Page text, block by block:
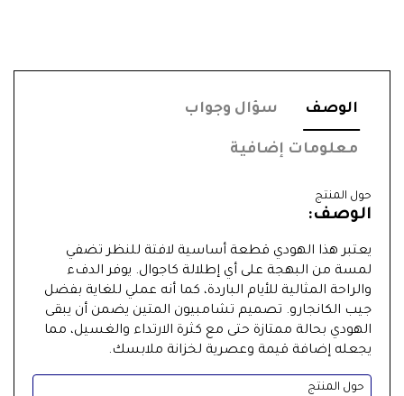
الوصف سؤال وجواب
معلومات إضافية
حول المنتج
الوصف:
يعتبر هذا الهودي قطعة أساسية لافتة للنظر تضفي
لمسة من البهجة على أي إطلالة كاجوال. يوفر الدفء
والراحة المثالية للأيام الباردة، كما أنه عملي للغاية بفضل
جيب الكانجارو. تصميم تشامبيون المتين يضمن أن يبقى
الهودي بحالة ممتازة حتى مع كثرة الارتداء والغسيل، مما
يجعله إضافة قيمة وعصرية لخزانة ملابسك.
حول المنتج